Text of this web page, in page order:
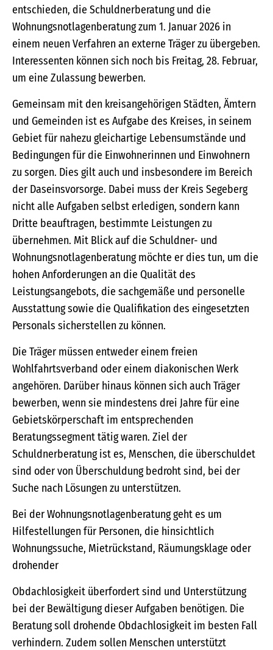
entschieden, die Schuldnerberatung und die
Wohnungsnotlagenberatung zum 1. Januar 2026 in
einem neuen Verfahren an externe Träger zu übergeben.
Interessenten können sich noch bis Freitag, 28. Februar,
um eine Zulassung bewerben.
Gemeinsam mit den kreisangehörigen Städten, Ämtern
und Gemeinden ist es Aufgabe des Kreises, in seinem
Gebiet für nahezu gleichartige Lebensumstände und
Bedingungen für die Einwohnerinnen und Einwohnern
zu sorgen. Dies gilt auch und insbesondere im Bereich
der Daseinsvorsorge. Dabei muss der Kreis Segeberg
nicht alle Aufgaben selbst erledigen, sondern kann
Dritte beauftragen, bestimmte Leistungen zu
übernehmen. Mit Blick auf die Schuldner- und
Wohnungsnotlagenberatung möchte er dies tun, um die
hohen Anforderungen an die Qualität des
Leistungsangebots, die sachgemäße und personelle
Ausstattung sowie die Qualifikation des eingesetzten
Personals sicherstellen zu können.
Die Träger müssen entweder einem freien
Wohlfahrtsverband oder einem diakonischen Werk
angehören. Darüber hinaus können sich auch Träger
bewerben, wenn sie mindestens drei Jahre für eine
Gebietskörperschaft im entsprechenden
Beratungssegment tätig waren. Ziel der
Schuldnerberatung ist es, Menschen, die überschuldet
sind oder von Überschuldung bedroht sind, bei der
Suche nach Lösungen zu unterstützen.
Bei der Wohnungsnotlagenberatung geht es um
Hilfestellungen für Personen, die hinsichtlich
Wohnungssuche, Mietrückstand, Räumungsklage oder
drohender
Obdachlosigkeit überfordert sind und Unterstützung
bei der Bewältigung dieser Aufgaben benötigen. Die
Beratung soll drohende Obdachlosigkeit im besten Fall
verhindern. Zudem sollen Menschen unterstützt